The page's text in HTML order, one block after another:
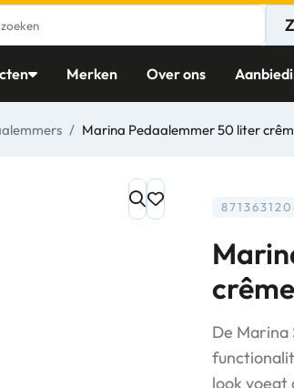
Merken Over ons
/ Marina Pedaalemmer 50 liter
De Marina
look voegt